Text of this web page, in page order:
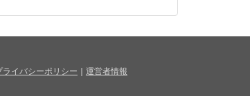
ライバシーポリシー 運営者情報